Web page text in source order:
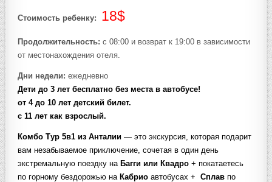
Стоимость ребенку: 18$
Продолжительность: с 08:00 и возврат к 19:00 в зависимости
от местонахождения отеля.
Дни недели: ежедневно
Дети до 3 лет бесплатно без места в автобусе!
от 4 до 10 лет детский билет.
с 11 лет как взрослый.
Комбо Тур 5в1 из Анталии — это экскурсия, которая подарит
вам незабываемое приключение, сочетая в один день
экстремальную поездку на Багги или Квадро + покатаетесь
по горному бездорожью на Кабрио автобусах +Сплав по